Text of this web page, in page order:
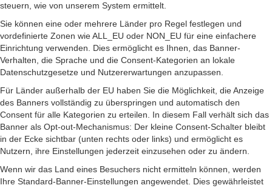
steuern, wie von unserem System ermittelt.
Sie können eine oder mehrere Länder pro Regel festlegen und
vordefinierte Zonen wie ALL_EU oder NON_EU für eine einfachere
Einrichtung verwenden. Dies ermöglicht es Ihnen, das Banner-
Verhalten, die Sprache und die Consent-Kategorien an lokale
Datenschutzgesetze und Nutzererwartungen anzupassen.
Für Länder außerhalb der EU haben Sie die Möglichkeit, die Anzeige
des Banners vollständig zu überspringen und automatisch den
Consent für alle Kategorien zu erteilen. In diesem Fall verhält sich das
Banner als Opt-out-Mechanismus: Der kleine Consent-Schalter bleibt
in der Ecke sichtbar (unten rechts oder links) und ermöglicht es
Nutzern, ihre Einstellungen jederzeit einzusehen oder zu ändern.
Wenn wir das Land eines Besuchers nicht ermitteln können, werden
Ihre Standard-Banner-Einstellungen angewendet. Dies gewährleistet